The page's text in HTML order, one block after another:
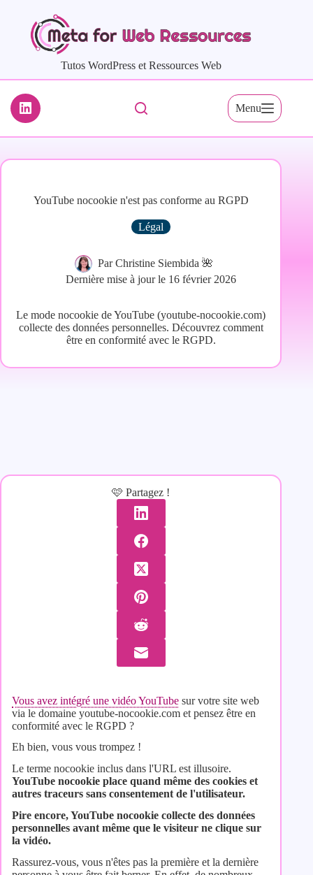
contenu
Tutos WordPress et Ressources Web
Menu
YouTube nocookie n'est pas conforme au RGPD
Légal
Par Christine Siembida 🌺
Dernière mise à jour le 16 février 2026
Le mode nocookie de YouTube (youtube-nocookie.com)
collecte des données personnelles. Découvrez comment
être en conformité avec le RGPD.
🩷 Partagez !
Vous avez intégré une vidéo YouTube sur votre site web
via le domaine youtube-nocookie.com et pensez être en
conformité avec le RGPD ?
Eh bien, vous vous trompez !
Le terme nocookie inclus dans l'URL est illusoire.
YouTube nocookie place quand même des cookies et
autres traceurs sans consentement de l'utilisateur.
Pire encore, YouTube nocookie collecte des données
personnelles avant même que le visiteur ne clique sur
la vidéo.
Rassurez-vous, vous n'êtes pas la première et la dernière